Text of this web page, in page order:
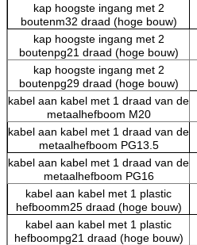
kap hoogste ingang met 2
boutenm32 draad (hoge bouw)
kap hoogste ingang met 2
boutenpg21 draad (hoge bouw)
kap hoogste ingang met 2
boutenpg29 draad (hoge bouw)
kabel aan kabel met 1 draad van de
metaalhefboom M20
kabel aan kabel met 1 draad van de
metaalhefboom PG13.5
kabel aan kabel met 1 draad van de
metaalhefboom PG16
kabel aan kabel met 1 plastic
hefboomm25 draad (hoge bouw)
kabel aan kabel met 1 plastic
hefboompg21 draad (hoge bouw)